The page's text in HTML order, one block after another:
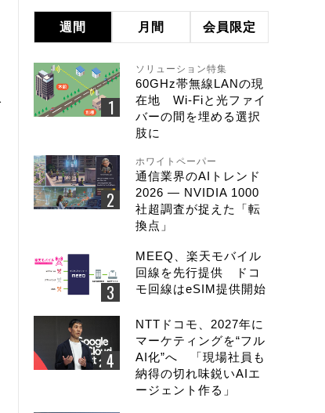
週間 月間 会員限定
ソリューション特集
60GHz帯無線LANの現
在地 Wi-Fiと光ファイ
バーの間を埋める選択
肢に
ホワイトペーパー
通信業界のAIトレンド
2026 ― NVIDIA 1000
社超調査が捉えた「転
換点」
MEEQ、楽天モバイル
回線を先行提供 ドコ
モ回線はeSIM提供開始
NTTドコモ、2027年に
マーケティングを“フル
AI化”へ 「現場社員も
納得の切れ味鋭いAIエ
ージェント作る」